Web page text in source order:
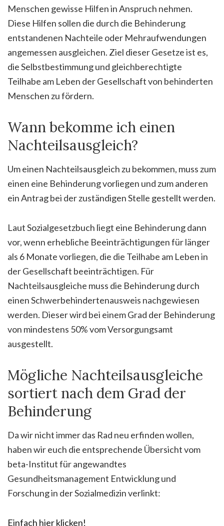
Menschen gewisse Hilfen in Anspruch nehmen.
Diese Hilfen sollen die durch die Behinderung
entstandenen Nachteile oder Mehraufwendungen
angemessen ausgleichen. Ziel dieser Gesetze ist es,
die Selbstbestimmung und gleichberechtigte
Teilhabe am Leben der Gesellschaft von behinderten
Menschen zu fördern.
Wann bekomme ich einen
Nachteilsausgleich?
Um einen Nachteilsausgleich zu bekommen, muss zum
einen eine Behinderung vorliegen und zum anderen
ein Antrag bei der zuständigen Stelle gestellt werden.
Laut Sozialgesetzbuch liegt eine Behinderung dann
vor, wenn erhebliche Beeinträchtigungen für länger
als 6 Monate vorliegen, die die Teilhabe am Leben in
der Gesellschaft beeinträchtigen. Für
Nachteilsausgleiche muss die Behinderung durch
einen Schwerbehindertenausweis nachgewiesen
werden. Dieser wird bei einem Grad der Behinderung
von mindestens 50% vom Versorgungsamt
ausgestellt.
Mögliche Nachteilsausgleiche
sortiert nach dem Grad der
Behinderung
Da wir nicht immer das Rad neu erfinden wollen,
haben wir euch die entsprechende Übersicht vom
beta-Institut für angewandtes
Gesundheitsmanagement Entwicklung und
Forschung in der Sozialmedizin verlinkt:
Einfach hier klicken!